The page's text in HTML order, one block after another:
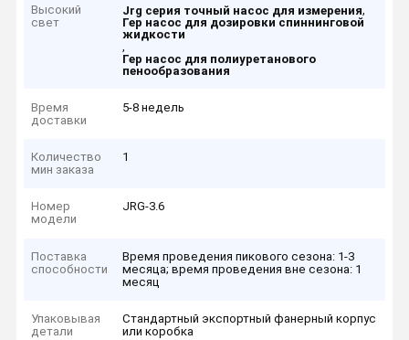
Высокий
свет
Jrg серия точный насос для измерения,
Гер насос для дозировки спиннинговой
жидкости
,
Гер насос для полиуретанового
пенообразования
Время
доставки
5-8 недель
Количество
мин заказа
1
Номер
модели
JRG-3.6
Поставка
способности
Время проведения пикового сезона: 1-3
месяца; время проведения вне сезона: 1
месяц
Упаковывая
детали
Стандартный экспортный фанерный корпус
или коробка